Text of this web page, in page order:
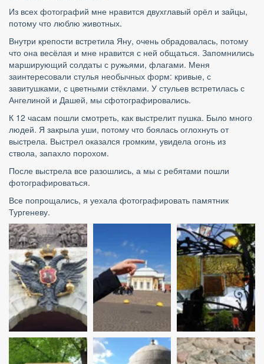
Из всех фотографий мне нравится двухглавый орёл и зайцы,
потому что люблю животных.
Внутри крепости встретила Яну, очень обрадовалась, потому
что она весёлая и мне нравится с ней общаться. Запомнились
марширующий солдаты с ружьями, флагами. Меня
заинтересовали стулья необычных форм: кривые, с
завитушками, с цветными стёклами. У стульев встретилась с
Ангелиной и Дашей, мы сфотографировались.
К 12 часам пошли смотреть, как выстрелит пушка. Было много
людей. Я закрыла уши, потому что боялась оглохнуть от
выстрела. Выстрел оказался громким, увидела огонь из
ствола, запахло порохом.
После выстрела все разошлись, а мы с ребятами пошли
фотографироваться.
Все попрощались, я уехала фотографировать памятник
Тургеневу.